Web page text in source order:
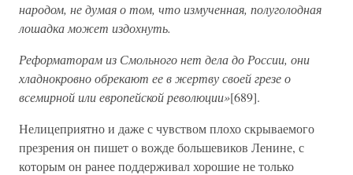
народом, не думая о том, что измученная, полуголодная
лошадка может издохнуть.
Реформаторам из Смольного нет дела до России, они
хладнокровно обрекают ее в жертву своей грезе о
всемирной или европейской революции»[689].
Нелицеприятно и даже с чувством плохо скрываемого
презрения он пишет о вожде большевиков Ленине, с
которым он ранее поддерживал хорошие не только